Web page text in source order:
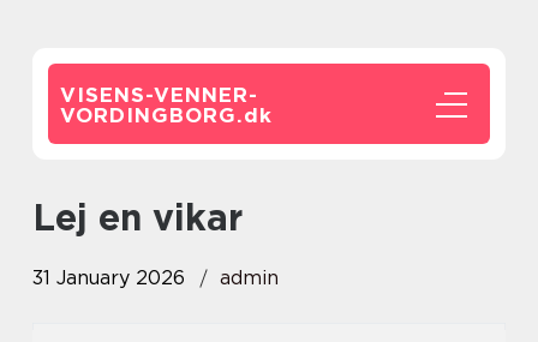
VISENS-VENNER-
VORDINGBORG.dk
lej en vikar
31 January 2026 admin